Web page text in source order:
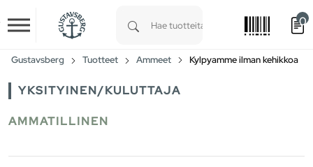
Skip to main content
0
Gustavsberg Tuotteet Ammeet Kylpyamme ilman kehikkoa
YKSITYINEN/KULUTTAJA
AMMATILLINEN